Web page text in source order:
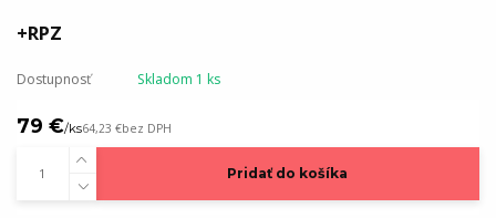
+RPZ
Dostupnosť Skladom 1 ks
79 €/ks64,23 €bez DPH
Pridať do košíka